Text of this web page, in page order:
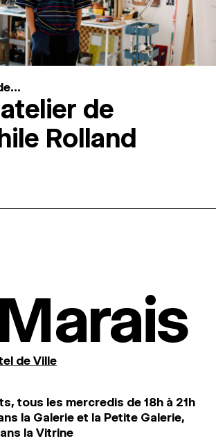
de
Rolland
de Ville
tous les mercredis de 18h à 21h
la Galerie et la Petite Galerie,
la Vitrine